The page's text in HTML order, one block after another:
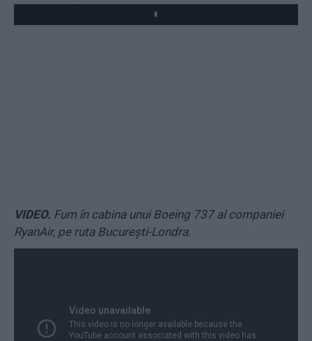
Play
VIDEO. Fum în cabina unui Boeing 737 al companiei
RyanAir, pe ruta București-Londra.